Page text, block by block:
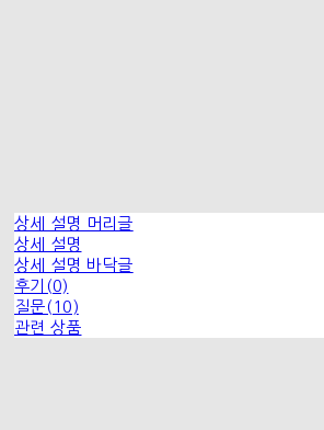
상세 설명 머리글
상세 설명
상세 설명 바닥글
후기(0)
질문(10)
관련 상품